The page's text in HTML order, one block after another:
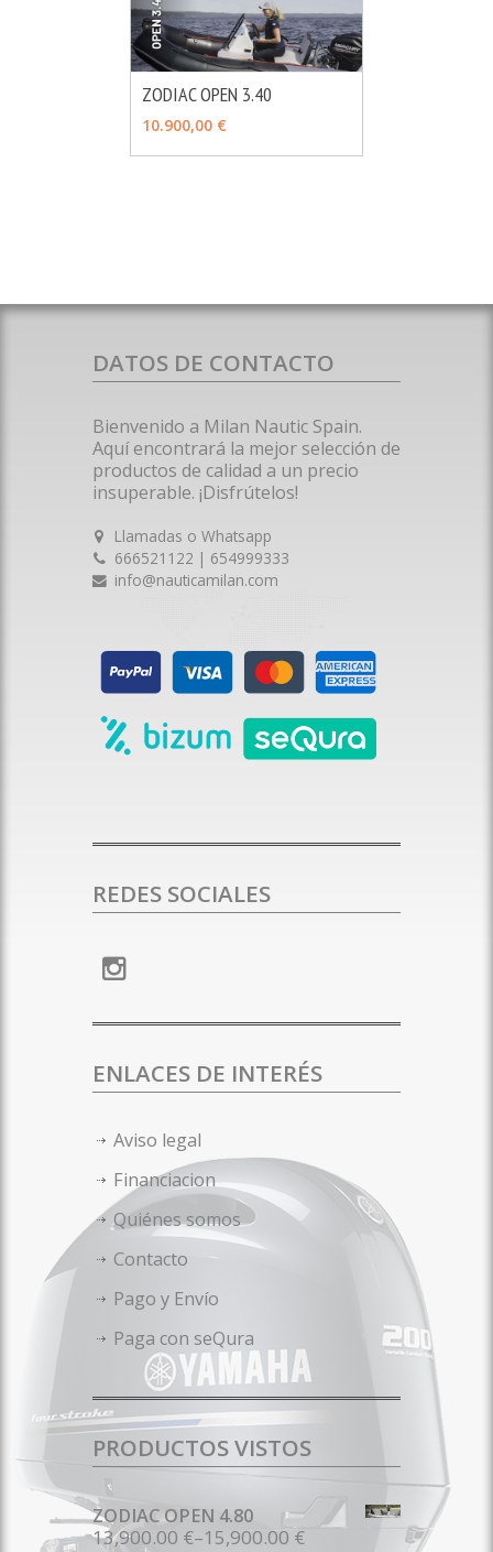
ZODIAC OPEN 3.40
10.900,00 €
DATOS DE CONTACTO
Bienvenido a Milan Nautic Spain.
Aquí encontrará la mejor selección de
productos de calidad a un precio
insuperable. ¡Disfrútelos!
Llamadas o Whatsapp
666521122 | 654999333
info@nauticamilan.com
REDES SOCIALES
ENLACES DE INTERÉS
Aviso legal
Financiacion
Quiénes somos
Contacto
Pago y Envío
Paga con seQura
PRODUCTOS VISTOS
ZODIAC OPEN 4.80
13,900.00 €–15,900.00 €